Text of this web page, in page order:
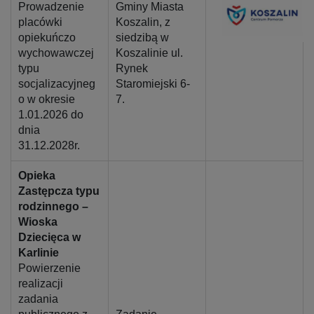
Prowadzenie
placówki
opiekuńczo
wychowawczej
typu
socjalizacyjneg
o w okresie
1.01.2026 do
dnia
31.12.2028r.
Gminy Miasta
Koszalin, z
siedzibą w
Koszalinie ul.
Rynek
Staromiejski 6-
7.
Opieka
Zastępcza typu
rodzinnego –
Wioska
Dziecięca w
Karlinie
Powierzenie
realizacji
zadania